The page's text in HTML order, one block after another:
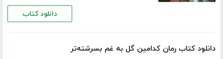
دانلود کتاب
دانلود کتاب رمان کدامین گل به غم بسرشته‌تر